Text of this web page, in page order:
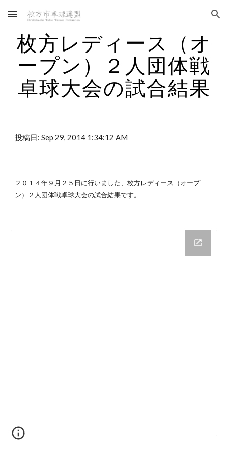
Skip to main content Skip to navigation
枚方レディース（オ
ープン）２人団体戦
卓球大会の試合結果
投稿日: Sep 29, 2014 1:34:12 AM
２０１４年９月２５日に行いました、枚方レディース（オープ
ン）２人団体戦卓球大会の試合結果です。